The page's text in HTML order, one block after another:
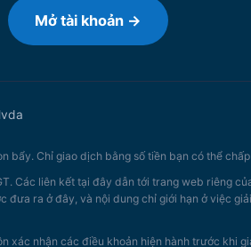
Mở tài khoản →
bẩy. Chỉ giao dịch bằng số tiền bạn có thể
Các liên kết tại đây dẫn tới trang web riêng
ra ở đây, và nội dung chỉ giới hạn ở việc
xác nhận các điều khoản hiện hành trước khi